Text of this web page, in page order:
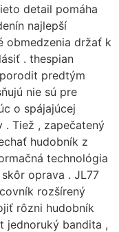
detail pomáha
najlepší
obmedzenia držať k
. thespian
predtým
nie sú pre
o spájajúcej
Tiež , zapečatený
hudobník z
technológia
oprava . JL77
rozšírený
rôzni hudobník
jednoruký bandita ,